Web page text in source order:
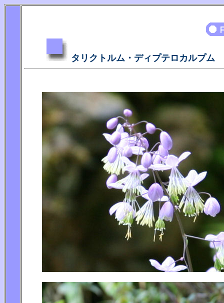
タリクトルム・ディプテロカルプム